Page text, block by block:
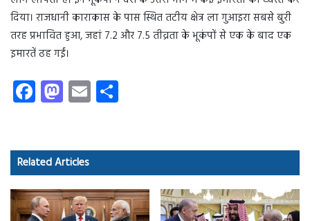
दिया। राजधानी काराकास के पास स्थित तटीय क्षेत्र ला गुआइरा सबसे बुरी
तरह प्रभावित हुआ, जहां 7.2 और 7.5 तीव्रता के भूकंपों से एक के बाद एक
इमारतें ढह गईं।
Fa
ce
o
ok
M
as
d
o
n
E
m
Related Articles